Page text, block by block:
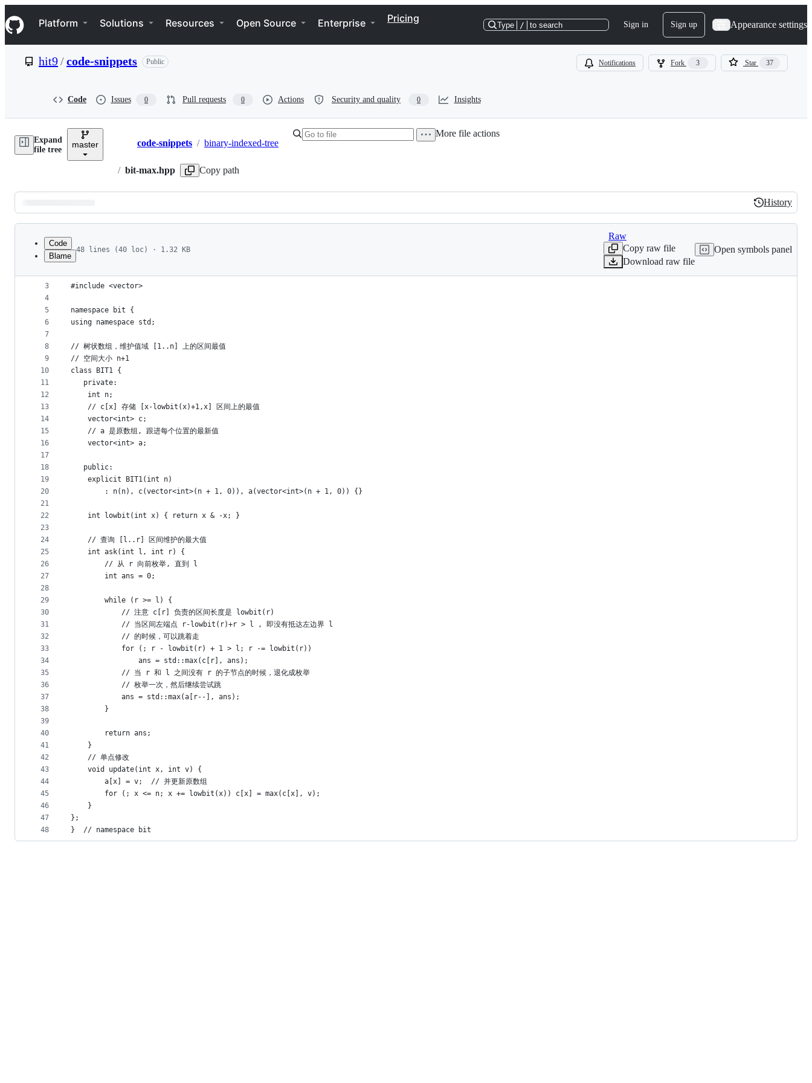
k
i
p
e
Navigation Menu
Platform Solutions Resources Open Source Enterprise Pricing
Type / to search Sign in Sign up Appearance settings
hit9/code-snippets Public Notifications Fork 3 Star 37
Code Issues 0 Pull requests 0 Actions Security and quality 0 Insights
Expand
file tree
master Breadcrumbs
code-snippets / binary-indexed-tree
/ bit-max.hpp Copy path
More file actions
Latest
commit
History
History
metadata
controls
Code
Blame
48 lines (40 loc) · 1.32 KB
Raw
Copy raw file
Download raw file
Open symbols panel
1
2
3
4
5
6
7
8
9
10
11
12
13
14
15
16
17
18
19
20
21
22
23
24
25
26
27
28
29
30
31
32
33
34
35
36
37
38
39
40
41
42
43
44
45
46
47
48
// 维护区间最大值的树状数组
#include <vector>
namespace bit {
using namespace std;
// 树状数组，维护值域 [1..n] 上的区间最值
// 空间大小 n+1
class BIT1 {
   private:
    int n;
    // c[x] 存储 [x-lowbit(x)+1,x] 区间上的最值
    vector<int> c;
    // a 是原数组, 跟进每个位置的最新值
    vector<int> a;
   public:
    explicit BIT1(int n)
        : n(n), c(vector<int>(n + 1, 0)), a(vector<int>(n + 1, 0)) {}
    int lowbit(int x) { return x & -x; }
    // 查询 [l..r] 区间维护的最大值
    int ask(int l, int r) {
        // 从 r 向前枚举, 直到 l
        int ans = 0;
        while (r >= l) {
            // 注意 c[r] 负责的区间长度是 lowbit(r)
            // 当区间左端点 r-lowbit(r)+r > l , 即没有抵达左边界 l
            // 的时候，可以跳着走
            for (; r - lowbit(r) + 1 > l; r -= lowbit(r))
                ans = std::max(c[r], ans);
            // 当 r 和 l 之间没有 r 的子节点的时候，退化成枚举
            // 枚举一次，然后继续尝试跳
            ans = std::max(a[r--], ans);
        }
        return ans;
    }
    // 单点修改
    void update(int x, int v) {
        a[x] = v;  // 并更新原数组
        for (; x <= n; x += lowbit(x)) c[x] = max(c[x], v);
    }
};
}  // namespace bit